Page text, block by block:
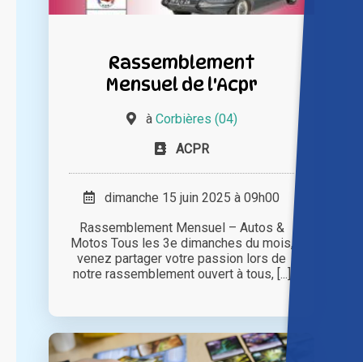
Rassemblement
Mensuel de l'Acpr
à Corbières (04)
ACPR
dimanche 15 juin 2025 à 09h00
Rassemblement Mensuel – Autos &
Motos Tous les 3e dimanches du mois,
venez partager votre passion lors de
notre rassemblement ouvert à tous, [...]